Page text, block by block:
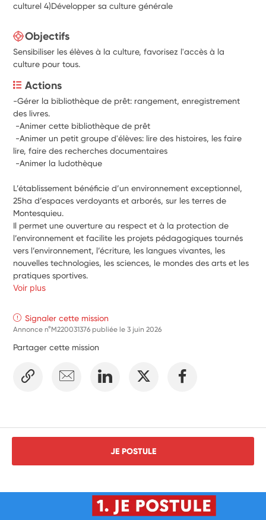
culturel 4)Développer sa culture générale
Objectifs
Sensibiliser les élèves à la culture, favorisez l'accès à la
culture pour tous.
Actions
-Gérer la bibliothèque de prêt: rangement, enregistrement
des livres.
-Animer cette bibliothèque de prêt
-Animer un petit groupe d'élèves: lire des histoires, les faire
lire, faire des recherches documentaires
-Animer la ludothèque
﻿L’établissement bénéficie d’un environnement exceptionnel,
25ha d’espaces verdoyants et arborés, sur les terres de
Montesquieu.
Il permet une ouverture au respect et à la protection de
l’environnement et facilite les projets pédagogiques tournés
vers l’environnement, l’écriture, les langues vivantes, les
nouvelles technologies, les sciences, le mondes des arts et les
pratiques sportives.
Voir plus
Signaler cette mission
Annonce n°M220031376 publiée le3 juin 2026
Partager cette mission
JE POSTULE